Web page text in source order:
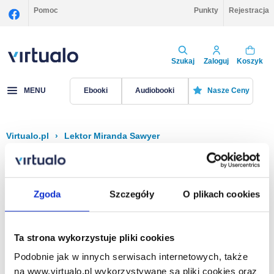
Zgoda Szczegóły O plikach cookies
Ta strona wykorzystuje pliki cookies
Podobnie jak w innych serwisach internetowych, także
na www.virtualo.pl wykorzystywane są pliki cookies oraz
Pomoc Punkty Rejestracja
Szukaj Zaloguj Koszyk
MENU Ebooki Audiobooki Nasze Ceny
Virtualo.pl › Lektor Miranda Sawyer
Filtruj Sortuj
Na stronie